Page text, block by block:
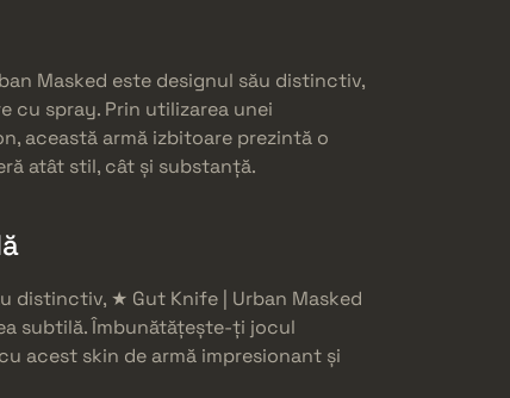
Masked este designul său distinctiv,
cu spray. Prin utilizarea unei
această armă izbitoare prezintă o
atât stil, cât și substanță.
distinctiv, ★ Gut Knife | Urban Masked
subtilă. Îmbunătățește-ți jocul
acest skin de armă impresionant și